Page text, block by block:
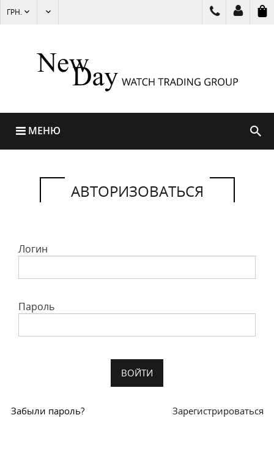
ГРН.
МЕНЮ
АВТОРИЗОВАТЬСЯ
Логин
Пароль
Забыли пароль? Зарегистрироваться